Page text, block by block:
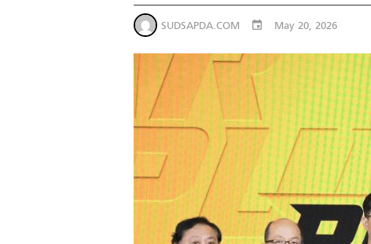
SUDSAPDA.COM event May 20, 2026